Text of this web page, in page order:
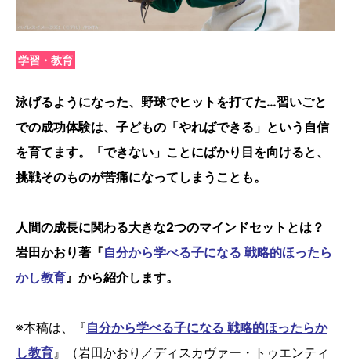
学習・教育
泳げるようになった、野球でヒットを打てた…習いごと
での成功体験は、子どもの「やればできる」という自信
を育てます。「できない」ことにばかり目を向けると、
挑戦そのものが苦痛になってしまうことも。
人間の成長に関わる大きな2つのマインドセットとは？
岩田かおり著『自分から学べる子になる 戦略的ほったら
かし教育 』から紹介します。
※本稿は、『自分から学べる子になる 戦略的ほったらか
し教育 』（岩田かおり／ディスカヴァー・トゥエンティ